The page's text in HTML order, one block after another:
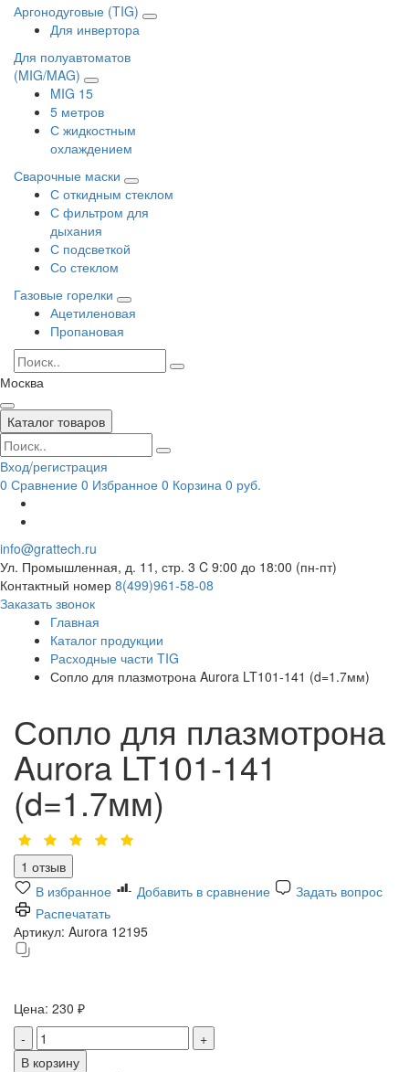
Аргонодуговые (TIG)
Для инвертора
Для полуавтоматов
(MIG/MAG)
MIG 15
5 метров
С жидкостным
охлаждением
Сварочные маски
С откидным стеклом
С фильтром для
дыхания
С подсветкой
Со стеклом
Газовые горелки
Ацетиленовая
Пропановая
Москва
Каталог товаров
Вход/регистрация
0 Сравнение 0 Избранное 0 Корзина 0 руб.
info@grattech.ru
Ул. Промышленная, д. 11, стр. 3 C 9:00 до 18:00 (пн-пт)
Контактный номер 8(499)961-58-08
Заказать звонок
Главная
Каталог продукции
Расходные части TIG
Сопло для плазмотрона Aurora LT101-141 (d=1.7мм)
Сопло для плазмотрона
Aurora LT101-141
(d=1.7мм)
1 отзыв
В избранное
Добавить в сравнение
Задать вопрос
Распечатать
Артикул: Aurora 12195
Цена: 230 ₽
-
+
В корзину